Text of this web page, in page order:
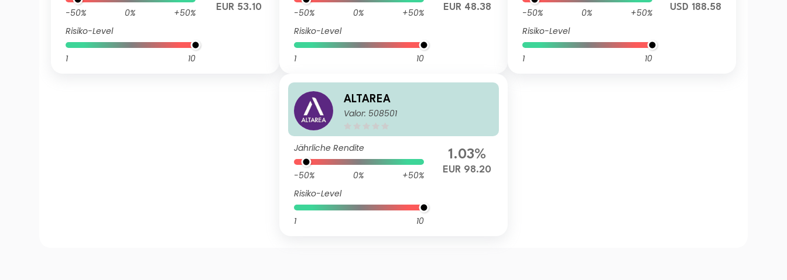
-50% 0%
+50%
Risiko-Level
1 10
EUR 53.10 -50% 0%
+50%
Risiko-Level
1 10
EUR 48.38 -50% 0%
+50%
Risiko-Level
1 10
USD 188.58
ALTAREA
Valor: 508501
Jährliche Rendite
-50% 0%
+50%
Risiko-Level
1 10
1.03%
EUR 98.20